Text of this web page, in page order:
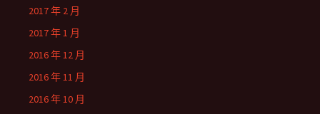
2017 年 2 月
2017 年 1 月
2016 年 12 月
2016 年 11 月
2016 年 10 月